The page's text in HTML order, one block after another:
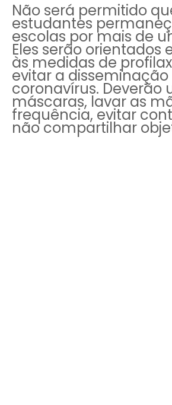
Não será permitido
estudantes
escolas por mais de
Eles serão orientados
às medidas de
evitar a
coronavírus. Deverão
máscaras, lavar as
frequência, evitar
não compartilhar